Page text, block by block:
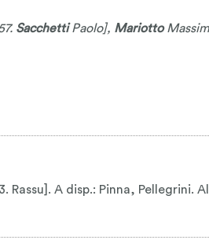
SacchettiPaolo], Mariotto
A disp.: Pinna, Pellegrini.